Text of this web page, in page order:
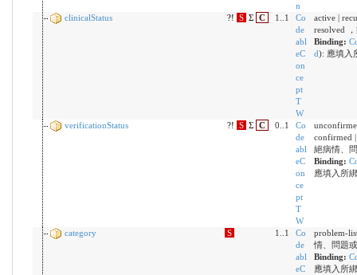
n
clinicalStatus ?! S Σ C 1..1
Co
de
abl
eC
on
ce
pt
T
W
active |
resolved
Binding:
d): 應填入
verificationStatus ?! S Σ C 0..1
Co
de
abl
eC
on
ce
pt
T
W
confirmed
絕病情、
Binding:
應填入所
category S 1..1
Co
de
abl
eC
problem-
情、問題
Binding:
應填入所